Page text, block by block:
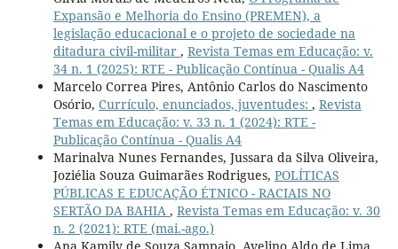
Expansão e Melhoria do Ensino (PREMEN), a
legislação educacional e o projeto de sociedade na
ditadura civil-militar , Revista Temas em Educação: v.
34 n. 1 (2025): RTE - Publicação Contínua - Qualis A4
Marcelo Correa Pires, Antônio Carlos do Nascimento
Osório, Currículo, enunciados, juventudes: , Revista
Temas em Educação: v. 33 n. 1 (2024): RTE -
Publicação Contínua - Qualis A4
Marinalva Nunes Fernandes, Jussara da Silva Oliveira,
Joziélia Souza Guimarães Rodrigues, POLÍTICAS
PÚBLICAS E EDUCAÇÃO ÉTNICO - RACIAIS NO
SERTÃO DA BAHIA , Revista Temas em Educação: v. 30
n. 2 (2021): RTE (mai.-ago.)